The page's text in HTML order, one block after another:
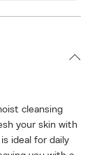
cleansing
your skin with
ideal for daily